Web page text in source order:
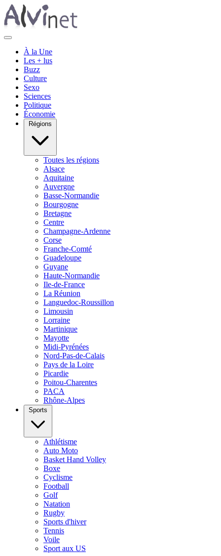
À la Une
Les + lus
Buzz
Culture
Sexo
Sciences
Politique
Économie
Régions
Toutes les régions
Alsace
Aquitaine
Auvergne
Basse-Normandie
Bourgogne
Bretagne
Centre
Champagne-Ardenne
Corse
Franche-Comté
Guadeloupe
Guyane
Haute-Normandie
Ile-de-France
La Réunion
Languedoc-Roussillon
Limousin
Lorraine
Martinique
Mayotte
Midi-Pyrénées
Nord-Pas-de-Calais
Pays de la Loire
Picardie
Poitou-Charentes
PACA
Rhône-Alpes
Sports
Athlétisme
Auto Moto
Basket Hand Volley
Boxe
Cyclisme
Football
Golf
Natation
Rugby
Sports d'hiver
Tennis
Voile
Sport aux US